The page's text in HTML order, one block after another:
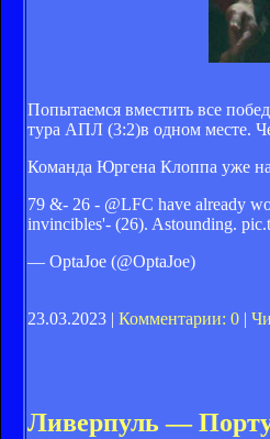
Попытаемся вместить все
тура АПЛ (3:2)в одном месте.
Команда Юргена Клоппа уже
79 &- 26 - @LFC have already
invincibles'- (26). Astounding.
— OptaJoe (@OptaJoe)
23.03.2023 | Комментарии: 0 |
Ливерпуль — Порту